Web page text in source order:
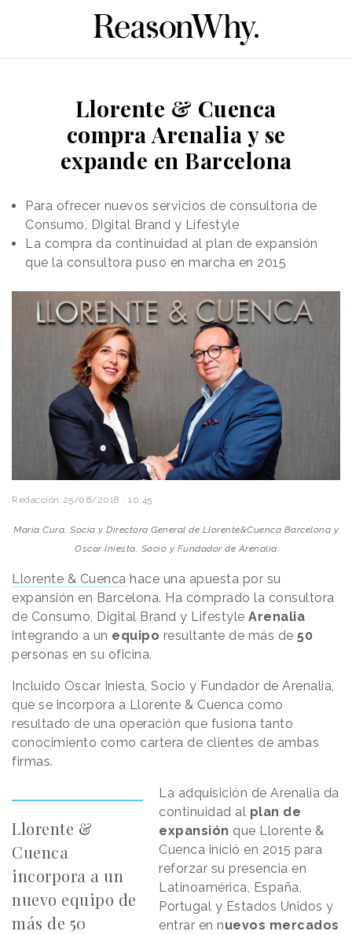
Llorente & Cuenca
compra Arenalia y se
expande en Barcelona
Para ofrecer nuevos servicios de consultoría de
Consumo, Digital Brand y Lifestyle
La compra da continuidad al plan de expansión
que la consultora puso en marcha en 2015
Redacción 25/06/2018 · 10:45
María Cura, Socia y Directora General de Llorente&Cuenca Barcelona y
Oscar Iniesta, Socio y Fundador de Arenalia
Llorente & Cuenca hace una apuesta por su
expansión en Barcelona. Ha comprado la consultora
de Consumo, Digital Brand y Lifestyle Arenalia
integrando a un equipo resultante de más de 50
personas en su oficina.
Incluido Oscar Iniesta, Socio y Fundador de Arenalia,
que se incorpora a Llorente & Cuenca como
resultado de una operación que fusiona tanto
conocimiento como cartera de clientes de ambas
firmas.
Llorente &
Cuenca
incorpora a un
nuevo equipo de
más de 50
La adquisición de Arenalia da
continuidad al plan de
expansión que Llorente &
Cuenca inició en 2015 para
reforzar su presencia en
Latinoamérica, España,
Portugal y Estados Unidos y
entrar en nuevos mercados